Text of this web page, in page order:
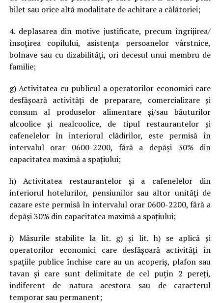
bilet sau orice altă modalitate de achitare a călătoriei;
4. deplasarea din motive justificate, precum îngrijirea/
însoțirea copilului, asistența persoanelor vârstnice,
bolnave sau cu dizabilități, ori decesul unui membru de
familie;
g) Activitatea cu publicul a operatorilor economici care
desfășoară activități de preparare, comercializare și
consum al produselor alimentare și/sau băuturilor
alcoolice și nealcoolice, de tipul restaurantelor și
cafenelelor în interiorul clădirilor, este permisă în
intervalul orar 0600-2200, fără a depăși 30% din
capacitatea maximă a spațiului;
h) Activitatea restaurantelor și a cafenelelor din
interiorul hotelurilor, pensiunilor sau altor unități de
cazare este permisă în intervalul orar 0600-2200, fără a
depăși 30% din capacitatea maximă a spațiului;
i) Măsurile stabilite la lit. g) și lit. h) se aplică și
operatorilor economici care desfășoară activități în
spațiile publice închise care au un acoperiș, plafon sau
tavan și care sunt delimitate de cel puțin 2 pereți,
indiferent de natura acestora sau de caracterul
temporar sau permanent;